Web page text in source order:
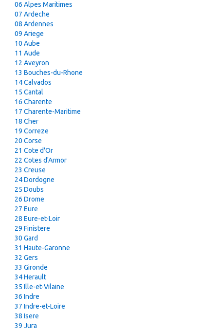
06 Alpes Maritimes
07 Ardeche
08 Ardennes
09 Ariege
10 Aube
11 Aude
12 Aveyron
13 Bouches-du-Rhone
14 Calvados
15 Cantal
16 Charente
17 Charente-Maritime
18 Cher
19 Correze
20 Corse
21 Cote d'Or
22 Cotes d'Armor
23 Creuse
24 Dordogne
25 Doubs
26 Drome
27 Eure
28 Eure-et-Loir
29 Finistere
30 Gard
31 Haute-Garonne
32 Gers
33 Gironde
34 Herault
35 Ille-et-Vilaine
36 Indre
37 Indre-et-Loire
38 Isere
39 Jura